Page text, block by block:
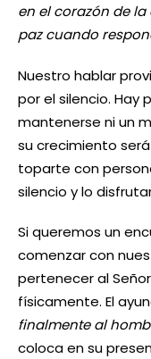
en el corazón de
paz cuando
Nuestro hablar
por el silencio. Hay
mantenerse ni un
su crecimiento
toparte con
silencio y lo
Si queremos un
comenzar con
pertenecer al
físicamente. El
finalmente al
coloca en su